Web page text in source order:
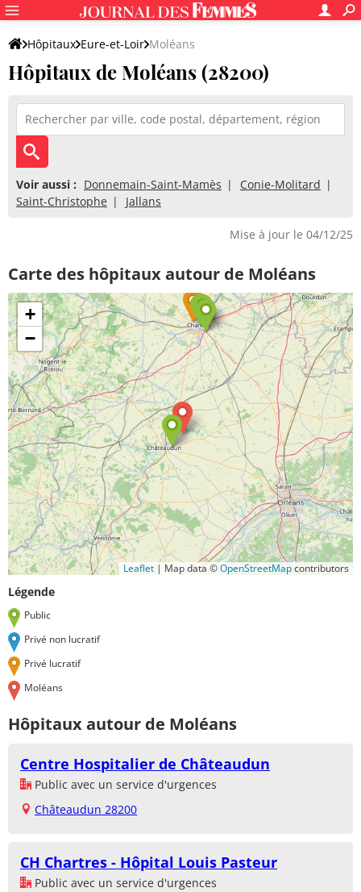
Hôpitaux Eure-et-Loir Moléans
Hôpitaux de Moléans (28200)
Voir aussi : Donnemain-Saint-Mamès
Conie-Molitard
Saint-Christophe
Jallans
Mise à jour le 04/12/25
Carte des hôpitaux autour de Moléans
+
−
Leaflet | Map data ©OpenStreetMapcontributors
Légende
Public
Privé non lucratif
Privé lucratif
Moléans
Hôpitaux autour de Moléans
Centre Hospitalier de Châteaudun
Public avec un service d'urgences
Châteaudun 28200
CH Chartres - Hôpital Louis Pasteur
Public avec un service d'urgences